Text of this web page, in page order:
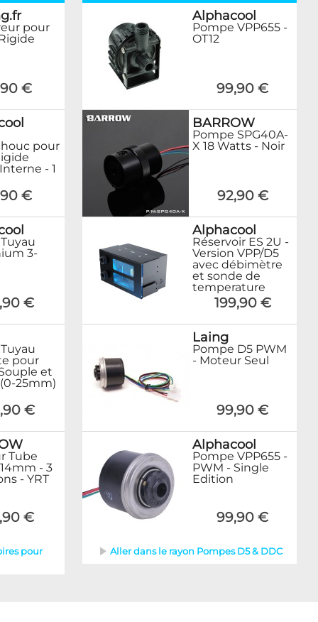
pour
€
pour
- 1
€
3-
€
pour
et
25mm)
€
Tube
- 3
- YRT
€
pour
Alphacool
Pompe VPP655 -
OT12
99,90 €
BARROW
Pompe SPG40A-
X 18 Watts - Noir
92,90 €
Alphacool
Réservoir ES 2U -
Version VPP/D5
avec débimètre
et sonde de
temperature
199,90 €
Laing
Pompe D5 PWM
- Moteur Seul
99,90 €
Alphacool
Pompe VPP655 -
PWM - Single
Edition
99,90 €
Aller dans le rayon Pompes D5 & DDC